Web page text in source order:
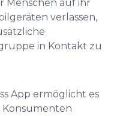
Menschen auf ihr
verlassen,
in Kontakt zu
App ermöglicht es